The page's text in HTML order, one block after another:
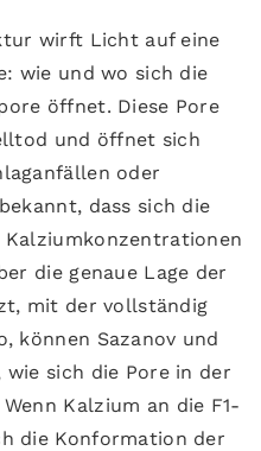
wirft Licht auf eine
wie und wo sich die
öffnet. Diese Pore
und öffnet sich
oder
dass sich die
die genaue Lage der
mit der vollständig
können Sazanov und
wie sich die Pore in der
Kalzium an die F1-
die Konformation der